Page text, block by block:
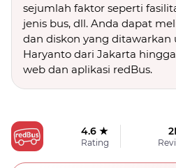
sejumlah faktor seperti
jenis bus, dll. Anda dapat
dan diskon yang
Haryanto dari Jakarta
web dan aplikasi redBus.
4.6 ★
Rating